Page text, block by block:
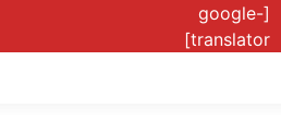
[google-
translator]